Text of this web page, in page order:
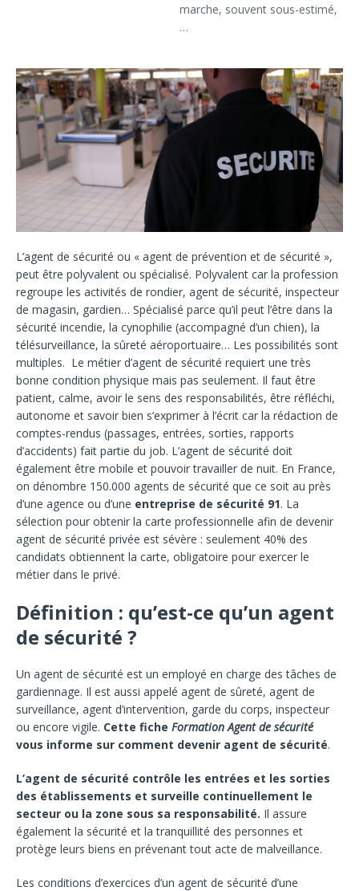
marche, souvent sous-estimé,
…
L’agent de sécurité ou « agent de prévention et de sécurité »,
peut être polyvalent ou spécialisé. Polyvalent car la profession
regroupe les activités de rondier, agent de sécurité, inspecteur
de magasin, gardien… Spécialisé parce qu’il peut l’être dans la
sécurité incendie, la cynophilie (accompagné d’un chien), la
télésurveillance, la sûreté aéroportuaire… Les possibilités sont
multiples. Le métier d’agent de sécurité requiert une très
bonne condition physique mais pas seulement. Il faut être
patient, calme, avoir le sens des responsabilités, être réfléchi,
autonome et savoir bien s’exprimer à l’écrit car la rédaction de
comptes-rendus (passages, entrées, sorties, rapports
d’accidents) fait partie du job. L’agent de sécurité doit
également être mobile et pouvoir travailler de nuit. En France,
on dénombre 150.000 agents de sécurité que ce soit au près
d’une agence ou d’une entreprise de sécurité 91. La
sélection pour obtenir la carte professionnelle afin de devenir
agent de sécurité privée est sévère : seulement 40% des
candidats obtiennent la carte, obligatoire pour exercer le
métier dans le privé.
Définition : qu’est-ce qu’un agent
de sécurité ?
Un agent de sécurité est un employé en charge des tâches de
gardiennage. Il est aussi appelé agent de sûreté, agent de
surveillance, agent d’intervention, garde du corps, inspecteur
ou encore vigile. Cette fiche Formation Agent de sécurité
vous informe sur comment devenir agent de sécurité.
L’agent de sécurité contrôle les entrées et les sorties
des établissements et surveille continuellement le
secteur ou la zone sous sa responsabilité. Il assure
également la sécurité et la tranquillité des personnes et
protège leurs biens en prévenant tout acte de malveillance.
Les conditions d’exercices d’un agent de sécurité d’une